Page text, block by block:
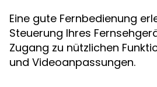
Eine gute Fernbedienung
Steuerung Ihres
Zugang zu nützlichen
und Videoanpassungen.